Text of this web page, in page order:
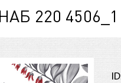
220 4506_1